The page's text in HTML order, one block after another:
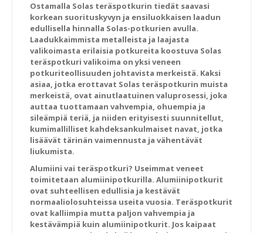
Ostamalla Solas teräspotkurin tiedät saavasi
korkean suorituskyvyn ja ensiluokkaisen laadun
edullisella hinnalla Solas-potkurien avulla.
Laadukkaimmista metalleista ja laajasta
valikoimasta erilaisia potkureita koostuva Solas
teräspotkuri valikoima on yksi veneen
potkuriteollisuuden johtavista merkeistä. Kaksi
asiaa, jotka erottavat Solas teräspotkurin muista
merkeistä, ovat ainutlaatuinen valuprosessi, joka
auttaa tuottamaan vahvempia, ohuempia ja
sileämpiä teriä, ja niiden erityisesti suunnitellut,
kumimallilliset kahdeksankulmaiset navat, jotka
lisäävät tärinän vaimennusta ja vähentävät
liukumista.
Alumiini vai teräspotkuri? Useimmat veneet
toimitetaan alumiinipotkurilla. Alumiinipotkurit
ovat suhteellisen edullisia ja kestävät
normaaliolosuhteissa useita vuosia. Teräspotkurit
ovat kalliimpia mutta paljon vahvempia ja
kestävämpiä kuin alumiinipotkurit. Jos kaipaat